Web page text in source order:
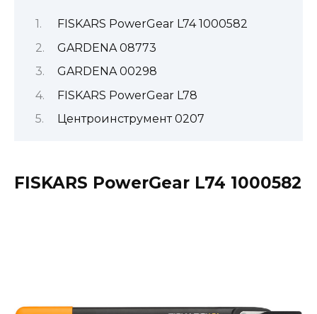
FISKARS PowerGear L74 1000582
GARDENA 08773
GARDENA 00298
FISKARS PowerGear L78
Центроинструмент 0207
FISKARS PowerGear L74 1000582